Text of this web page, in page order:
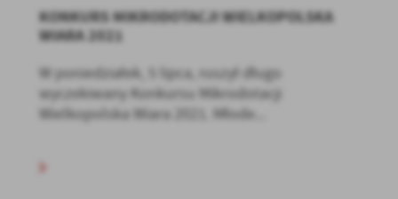
KONKURS MIKRODOTACJI WIELKOPOLSKA
WIARA 2021
W poniedziałek, 5 lipca, ruszył długo
wyczekiwany Konkursu Mikrodotacji
Wielkopolska Wiara 2021. Młode...